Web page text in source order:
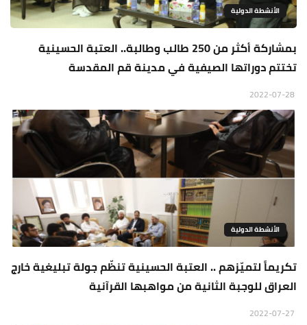
الأنشطة الدولية
بمشاركة أكثر من 250 طالب وطالبة.. العتبة الحسينية
تختتم دوراتها الصيفية في مدينة قم المقدسة
الأنشطة الدولية
تكريماً لتميّزهم .. العتبة الحسينية تنظّم جولة تبليغية خارج
العراق للوجبة الثانية من مواهبها القرآنية